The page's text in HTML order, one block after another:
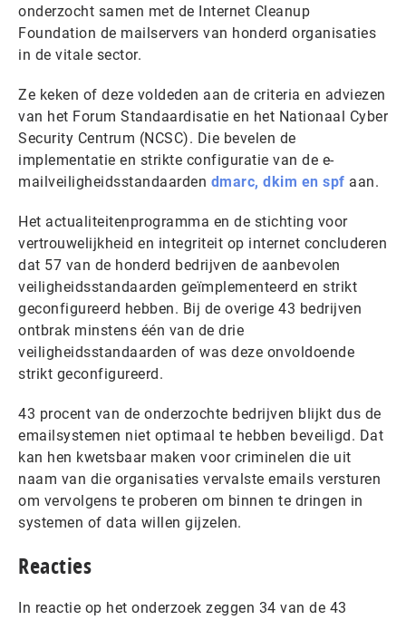
onderzocht samen met de Internet Cleanup
Foundation de mailservers van honderd organisaties
in de vitale sector.
Ze keken of deze voldeden aan de criteria en adviezen
van het Forum Standaardisatie en het Nationaal Cyber
Security Centrum (NCSC). Die bevelen de
implementatie en strikte configuratie van de e-
mailveiligheidsstandaarden dmarc, dkim en spf aan.
Het actualiteitenprogramma en de stichting voor
vertrouwelijkheid en integriteit op internet concluderen
dat 57 van de honderd bedrijven de aanbevolen
veiligheidsstandaarden geïmplementeerd en strikt
geconfigureerd hebben. Bij de overige 43 bedrijven
ontbrak minstens één van de drie
veiligheidsstandaarden of was deze onvoldoende
strikt geconfigureerd.
43 procent van de onderzochte bedrijven blijkt dus de
emailsystemen niet optimaal te hebben beveiligd. Dat
kan hen kwetsbaar maken voor criminelen die uit
naam van die organisaties vervalste emails versturen
om vervolgens te proberen om binnen te dringen in
systemen of data willen gijzelen.
Reacties
In reactie op het onderzoek zeggen 34 van de 43